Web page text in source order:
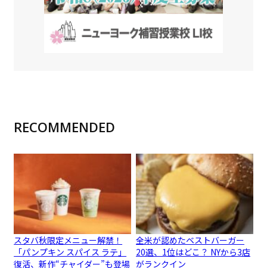
RECOMMENDED
スタバ秋限定メニュー解禁！
「パンプキン スパイス ラテ」
復活、新作“チャイダー”も登場
全米が認めたベストバーガー
20選、1位はどこ？ NYから3店
がランクイン